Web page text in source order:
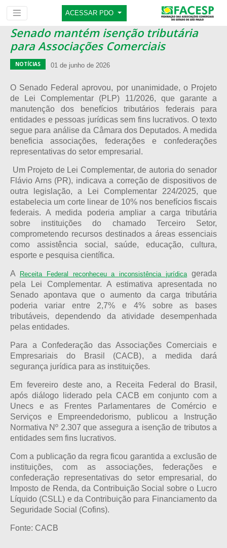
ACESSAR PDO
Senado mantém isenção tributária
para Associações Comerciais
NOTÍCIAS 01 de junho de 2026
O Senado Federal aprovou, por unanimidade, o Projeto
de Lei Complementar (PLP) 11/2026, que garante a
manutenção dos benefícios tributários federais para
entidades e pessoas jurídicas sem fins lucrativos. O texto
segue para análise da Câmara dos Deputados. A medida
beneficia associações, federações e confederações
representativas do setor empresarial.
Um Projeto de Lei Complementar, de autoria do senador
Flávio Arns (PR), indicava a correção de dispositivos de
outra legislação, a Lei Complementar 224/2025, que
estabelecia um corte linear de 10% nos benefícios fiscais
federais. A medida poderia ampliar a carga tributária
sobre instituições do chamado Terceiro Setor,
comprometendo recursos destinados a áreas essenciais
como assistência social, saúde, educação, cultura,
esporte e pesquisa científica.
A Receita Federal reconheceu a inconsistência jurídica gerada
pela Lei Complementar. A estimativa apresentada no
Senado apontava que o aumento da carga tributária
poderia variar entre 2,7% e 4% sobre as bases
tributáveis, dependendo da atividade desempenhada
pelas entidades.
Para a Confederação das Associações Comerciais e
Empresariais do Brasil (CACB), a medida dará
segurança jurídica para as instituições.
Em fevereiro deste ano, a Receita Federal do Brasil,
após diálogo liderado pela CACB em conjunto com a
Unecs e as Frentes Parlamentares de Comércio e
Serviços e Empreendedorismo, publicou a Instrução
Normativa Nº 2.307 que assegura a isenção de tributos a
entidades sem fins lucrativos.
Com a publicação da regra ficou garantida a exclusão de
instituições, com as associações, federações e
confederação representativas do setor empresarial, do
Imposto de Renda, da Contribuição Social sobre o Lucro
Líquido (CSLL) e da Contribuição para Financiamento da
Seguridade Social (Cofins).
Fonte: CACB